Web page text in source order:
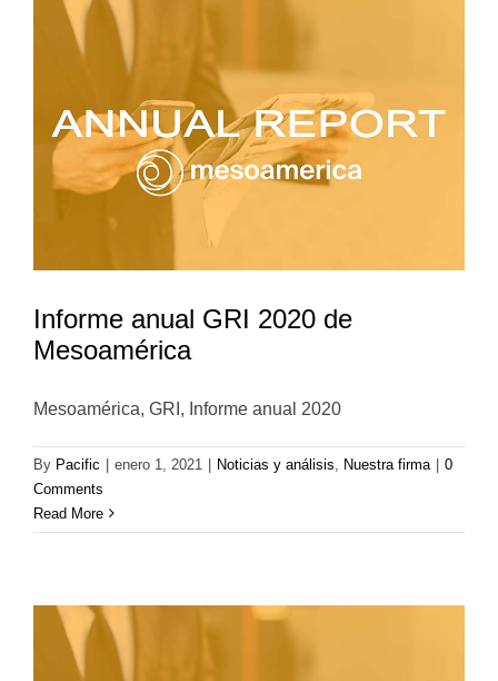
Informe anual GRI 2020 de
Mesoamérica
Mesoamérica, GRI, Informe anual 2020
By Pacific | enero 1, 2021 | Noticias y análisis Nuestra firma | 0
Comments
Read More